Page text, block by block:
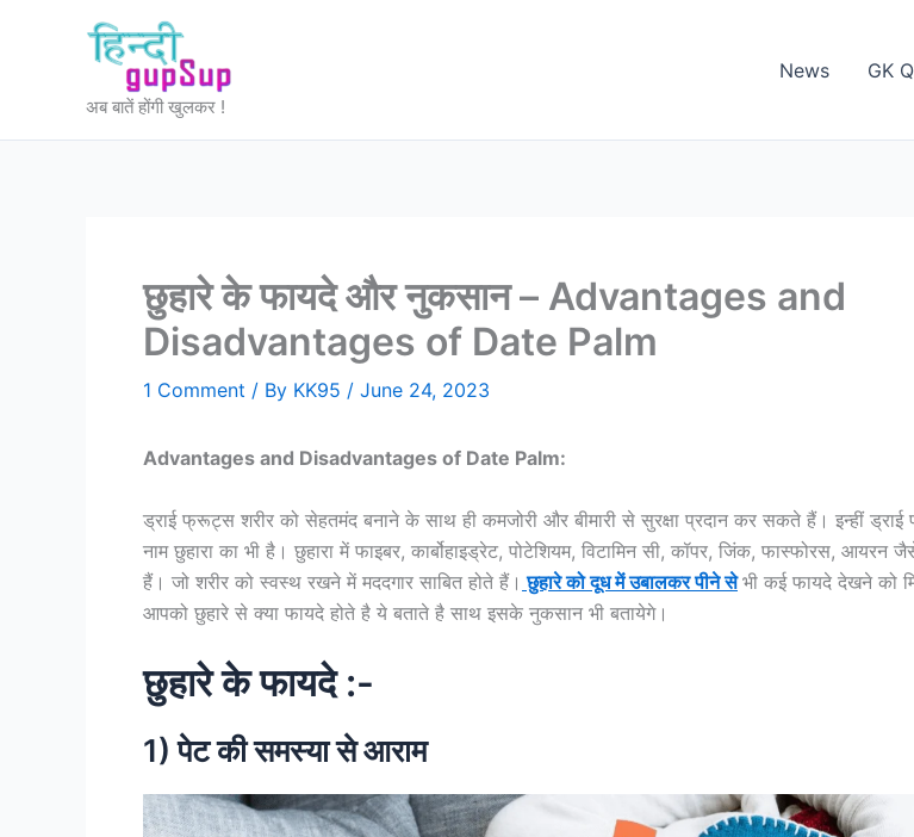
अब बातें होंगी खुलकर !
News GK
छुहारे के फायदे और नुकसान – Advantages and
Disadvantages of Date Palm
1 Comment / By KK95 / June 24, 2023
Advantages and Disadvantages of Date Palm:
ड्राई फ्रूट्स शरीर को सेहतमंद बनाने के साथ ही कमजोरी और बीमारी से सुरक्षा प्रदान कर सकते हैं। इन्हीं
नाम छुहारा का भी है। छुहारा में फाइबर, कार्बोहाइड्रेट, पोटेशियम, विटामिन सी, कॉपर, जिंक, फास्फोरस, आयरन
हैं। जो शरीर को स्वस्थ रखने में मददगार साबित होते हैं। छुहारे को दूध में उबालकर पीने से भी कई फायदे देखने को
आपको छुहारे से क्या फायदे होते है ये बताते है साथ इसके नुकसान भी बतायेगे।
छुहारे के फायदे :-
1) पेट की समस्या से आराम